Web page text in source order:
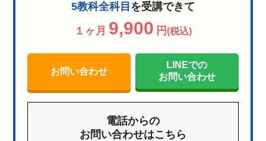
5教科全科目 を受講できて
１ヶ月 9,900 円(税込)
お問い合わせ
LINEでの
お問い合わせ
電話からの
お問い合わせはこちら